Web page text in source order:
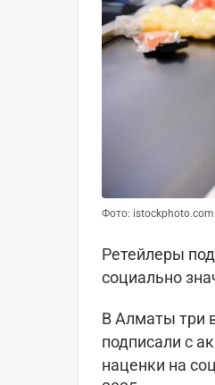
Фото: istockphoto.com
Ретейлеры
социально
В Алматы три
подписали с
наценки на